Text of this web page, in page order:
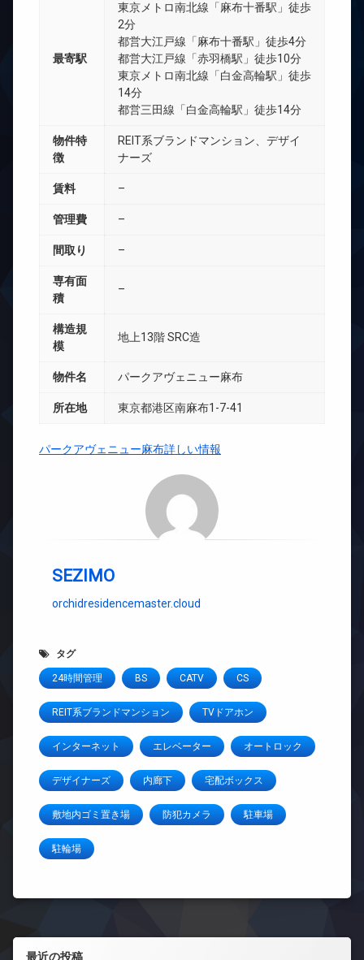
最寄駅
東京メトロ南北線「麻布十番駅」徒歩
2分
都営大江戸線「麻布十番駅」徒歩4分
都営大江戸線「赤羽橋駅」徒歩10分
東京メトロ南北線「白金高輪駅」徒歩
14分
都営三田線「白金高輪駅」徒歩14分
物件特
徴
REIT系ブランドマンション、デザイ
ナーズ
賃料 –
管理費 –
間取り –
専有面
積
–
構造規
模
地上13階 SRC造
物件名 パークアヴェニュー麻布
所在地 東京都港区南麻布1-7-41
パークアヴェニュー麻布詳しい情報
SEZIMO
orchidresidencemaster.cloud
タグ
24時間管理 BS CATV CS
REIT系ブランドマンション TVドアホン
インターネット エレベーター オートロック
デザイナーズ 内廊下 宅配ボックス
敷地内ゴミ置き場 防犯カメラ 駐車場
駐輪場
左サイドバー
最近の投稿